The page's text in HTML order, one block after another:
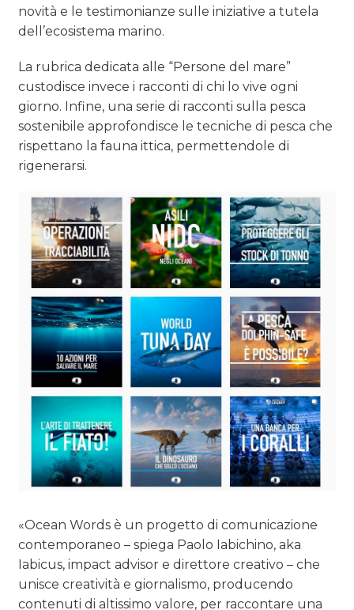
novità e le testimonianze sulle iniziative a tutela
dell’ecosistema marino.
La rubrica dedicata alle “Persone del mare”
custodisce invece i racconti di chi lo vive ogni
giorno. Infine, una serie di racconti sulla pesca
sostenibile approfondisce le tecniche di pesca che
rispettano la fauna ittica, permettendole di
rigenerarsi.
«Ocean Words è un progetto di comunicazione
contemporaneo – spiega Paolo Iabichino, aka
Iabicus, impact advisor e direttore creativo – che
unisce creatività e giornalismo, producendo
contenuti di altissimo valore, per raccontare una